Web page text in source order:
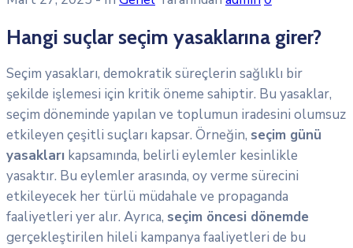
Hangi suçlar seçim yasaklarına girer?
Seçim yasakları, demokratik süreçlerin sağlıklı bir
şekilde işlemesi için kritik öneme sahiptir. Bu yasaklar,
seçim döneminde yapılan ve toplumun iradesini olumsuz
etkileyen çeşitli suçları kapsar. Örneğin, seçim günü
yasakları kapsamında, belirli eylemler kesinlikle
yasaktır. Bu eylemler arasında, oy verme sürecini
etkileyecek her türlü müdahale ve propaganda
faaliyetleri yer alır. Ayrıca, seçim öncesi dönemde
gerçekleştirilen hileli kampanya faaliyetleri de bu